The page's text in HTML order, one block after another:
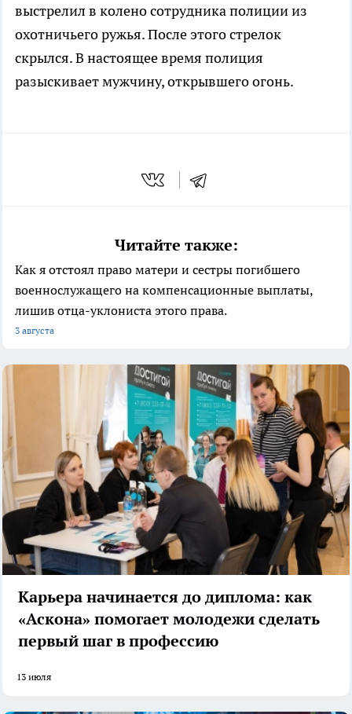
выстрелил в колено сотрудника полиции из
охотничьего ружья. После этого стрелок
скрылся. В настоящее время полиция
разыскивает мужчину, открывшего огонь.
Читайте также:
Как я отстоял право матери и сестры погибшего
военнослужащего на компенсационные выплаты,
лишив отца-уклониста этого права.
3 августа
Карьера начинается до диплома: как
«Аскона» помогает молодежи сделать
первый шаг в профессию
13 июля